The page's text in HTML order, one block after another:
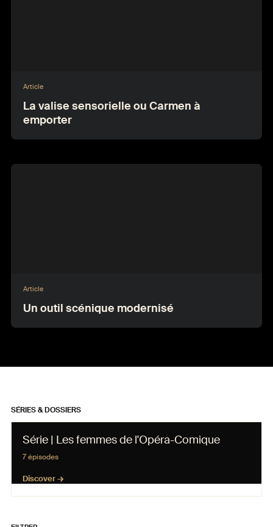
Article
La valise sensorielle ou Carmen à
emporter
Article
Un outil scénique modernisé
SÉRIES & DOSSIERS
Série | Les femmes de l'Opéra-Comique
7 épisodes
Discover →